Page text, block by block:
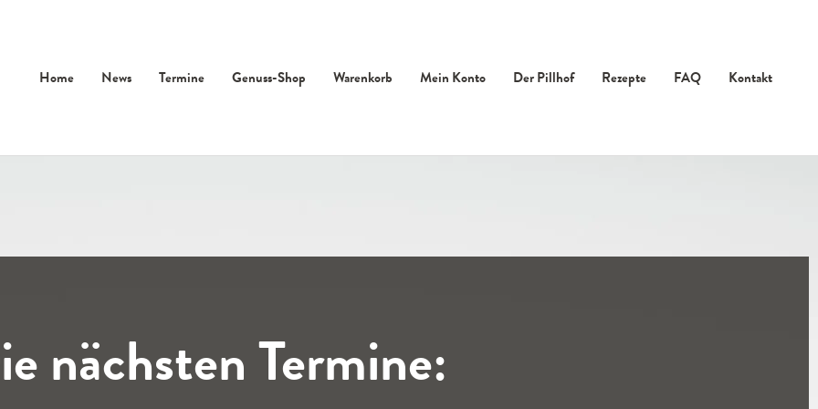
Home
News Termine Genuss-Shop Warenkorb Mein Konto Der Pillhof Rezepte FAQ Kontakt
nächsten Termine: